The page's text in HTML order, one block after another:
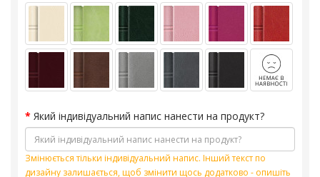
Який індивідуальний напис нанести на продукт?
Змінюється тільки індивідуальний напис. Інший текст по
дизайну залишається, щоб змінити щось додатково - опишіть